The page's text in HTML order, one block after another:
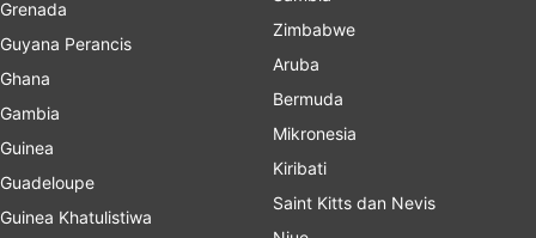
Grenada
Guyana Perancis
Ghana
Gambia
Guinea
Guadeloupe
Guinea Khatulistiwa
Zimbabwe
Aruba
Bermuda
Mikronesia
Kiribati
Saint Kitts dan Nevis